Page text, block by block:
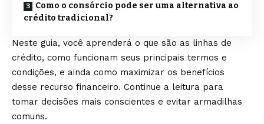
Como o consórcio pode ser uma alternativa ao
crédito tradicional?
Neste guia, você aprenderá o que são as linhas de
crédito, como funcionam seus principais termos e
condições, e ainda como maximizar os benefícios
desse recurso financeiro. Continue a leitura para
tomar decisões mais conscientes e evitar armadilhas
comuns.